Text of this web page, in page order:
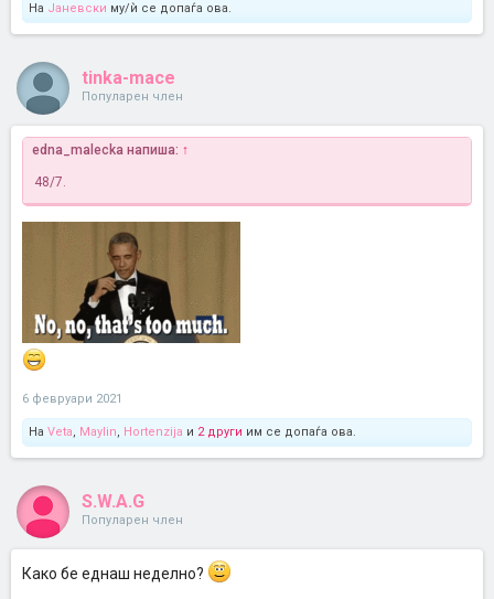
На Јаневски му/ѝ се допаѓа ова.
tinka-mace
Популарен член
edna_malecka напиша: ↑
48/7.
6 февруари 2021
На Veta, Maylin, Hortenzija и 2 други им се допаѓа ова.
S.W.A.G
Популарен член
Како бе еднаш неделно?